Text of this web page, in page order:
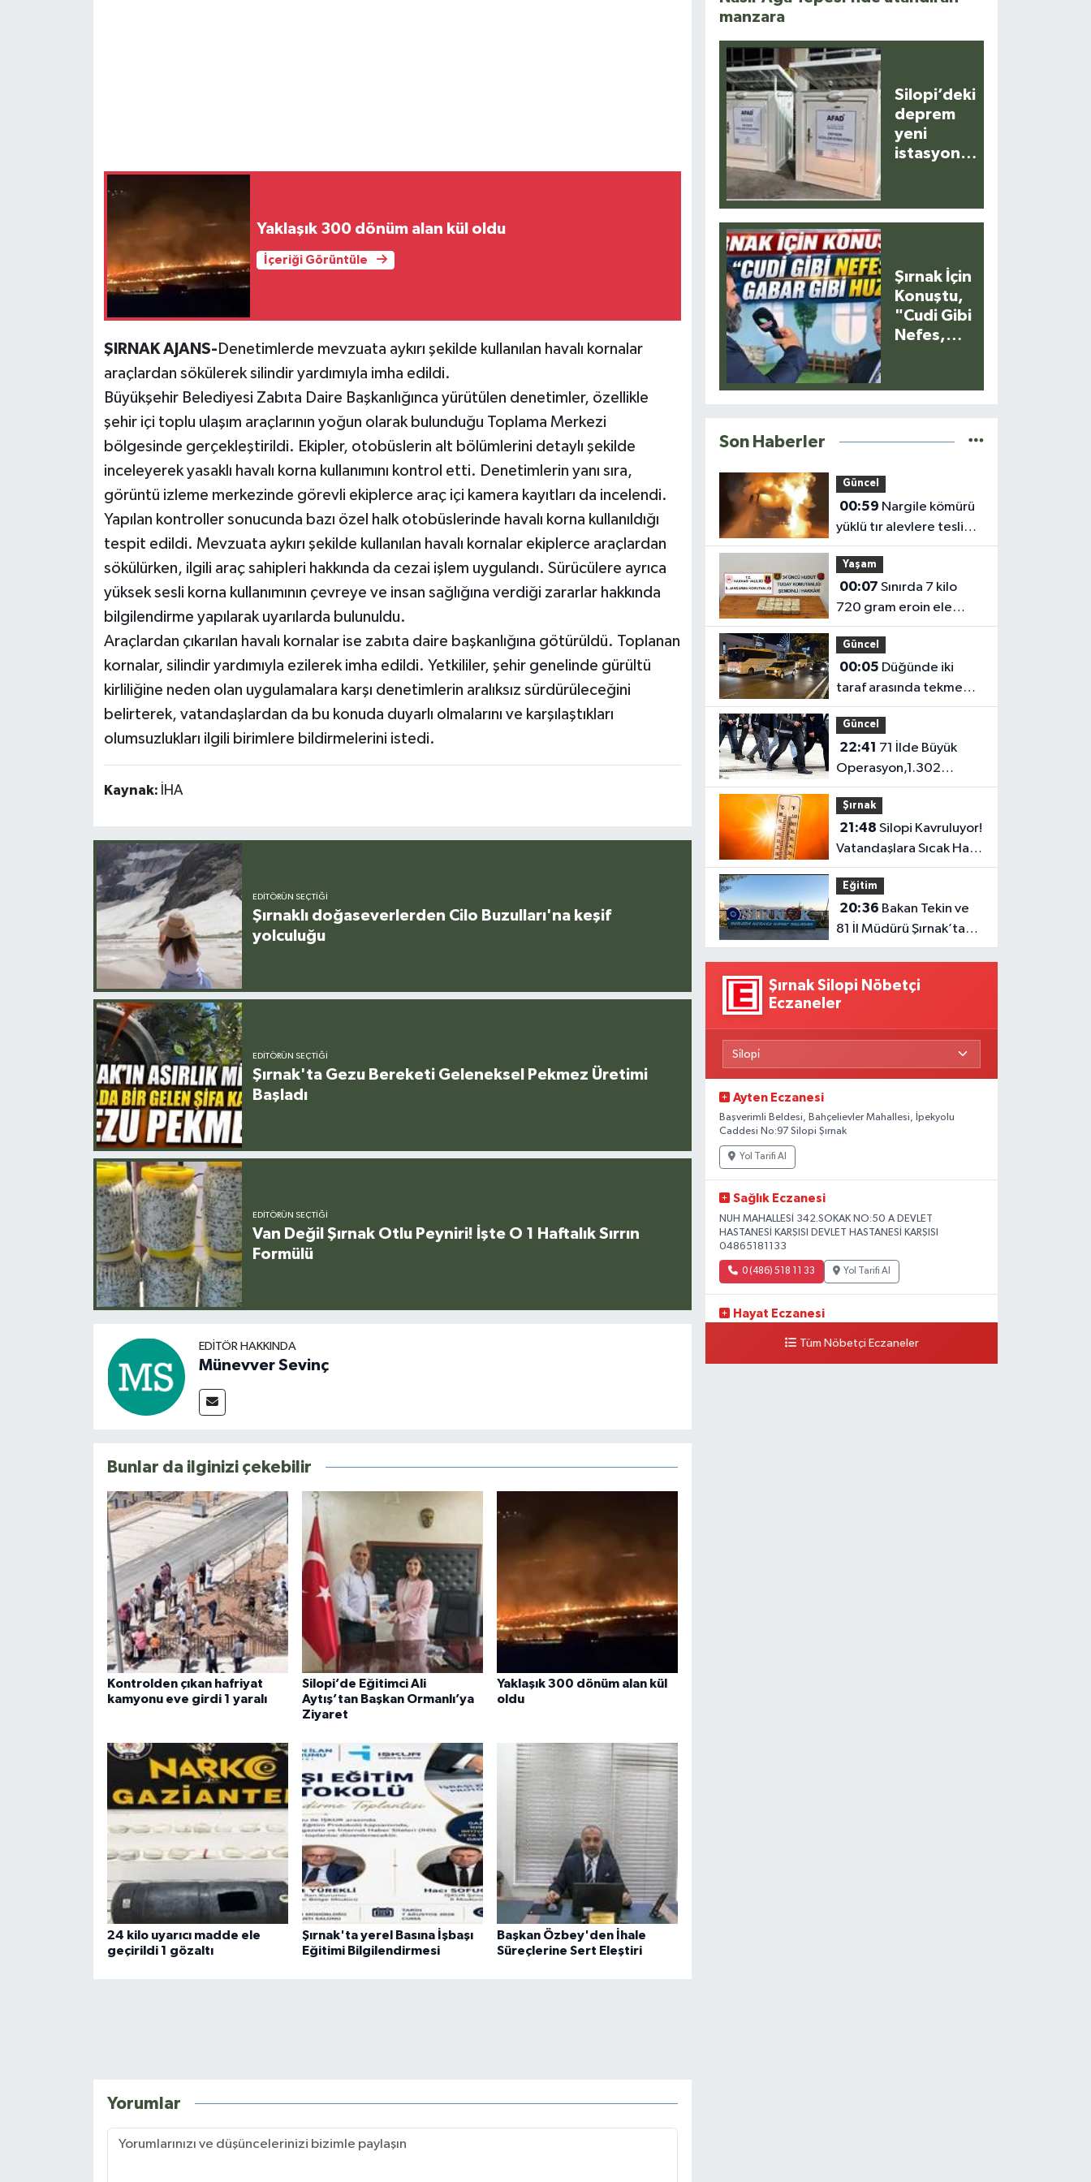
Yaklaşık 300 dönüm alan kül oldu
İçeriği Görüntüle
ŞIRNAK AJANS- Denetimlerde mevzuata aykırı şekilde kullanılan havalı kornalar
araçlardan sökülerek silindir yardımıyla imha edildi.
Büyükşehir Belediyesi Zabıta Daire Başkanlığınca yürütülen denetimler, özellikle
şehir içi toplu ulaşım araçlarının yoğun olarak bulunduğu Toplama Merkezi
bölgesinde gerçekleştirildi. Ekipler, otobüslerin alt bölümlerini detaylı şekilde
inceleyerek yasaklı havalı korna kullanımını kontrol etti. Denetimlerin yanı sıra,
görüntü izleme merkezinde görevli ekiplerce araç içi kamera kayıtları da incelendi.
Yapılan kontroller sonucunda bazı özel halk otobüslerinde havalı korna kullanıldığı
tespit edildi. Mevzuata aykırı şekilde kullanılan havalı kornalar ekiplerce araçlardan
sökülürken, ilgili araç sahipleri hakkında da cezai işlem uygulandı. Sürücülere ayrıca
yüksek sesli korna kullanımının çevreye ve insan sağlığına verdiği zararlar hakkında
bilgilendirme yapılarak uyarılarda bulunuldu.
Araçlardan çıkarılan havalı kornalar ise zabıta daire başkanlığına götürüldü. Toplanan
kornalar, silindir yardımıyla ezilerek imha edildi. Yetkililer, şehir genelinde gürültü
kirliliğine neden olan uygulamalara karşı denetimlerin aralıksız sürdürüleceğini
belirterek, vatandaşlardan da bu konuda duyarlı olmalarını ve karşılaştıkları
olumsuzlukları ilgili birimlere bildirmelerini istedi.
Kaynak: İHA
EDITÖRÜN SEÇTIĞI
Şırnaklı doğaseverlerden Cilo Buzulları'na keşif
yolculuğu
EDITÖRÜN SEÇTIĞI
Şırnak'ta Gezu Bereketi Geleneksel Pekmez Üretimi
Başladı
EDITÖRÜN SEÇTIĞI
Van Değil Şırnak Otlu Peyniri! İşte O 1 Haftalık Sırrın
Formülü
EDITÖR HAKKINDA
Münevver Sevinç
Bunlar da ilginizi çekebilir
Kontrolden çıkan hafriyat
kamyonu eve girdi 1 yaralı
Silopi’de Eğitimci Ali
Aytış’tan Başkan Ormanlı’ya
Ziyaret
Yaklaşık 300 dönüm alan kül
oldu
24 kilo uyarıcı madde ele
geçirildi 1 gözaltı
Şırnak'ta yerel Basına İşbaşı
Eğitimi Bilgilendirmesi
Başkan Özbey'den İhale
Süreçlerine Sert Eleştiri
Yorumlar
manzara
Silopi’deki
deprem
yeni
istasyonla
Şırnak İçin
Konuştu,
"Cudi Gibi
Nefes,
Son Haberler
Güncel
00:59
yüklü tır alevlere teslim
oldu
Yaşam
00:07
720 gram eroin ele
geçirildi
Güncel
00:05
taraf arasında tekme
tokat kavga: 5 yaralı
Güncel
22:41
Operasyon,1.302
Şüpheli Yakalandı
Şırnak
21:48
Vatandaşlara Sıcak Hava
Uyarısı
Eğitim
20:36
81 İl Müdürü Şırnak’ta
Toplanıyor
Şırnak Silopi Nöbetçi
Eczaneler
Ayten Eczanesi
Başverimli Beldesi, Bahçelievler Mahallesi, İpekyolu
Caddesi No:97 Silopi Şırnak
Yol Tarifi Al
Sağlık Eczanesi
NUH MAHALLESİ 342.SOKAK NO:50 A DEVLET
HASTANESİ KARŞISI DEVLET HASTANESİ KARŞISI
04865181133
0 (486) 518 11 33 Yol Tarifi Al
Hayat Eczanesi
Tüm Nöbetçi Eczaneler